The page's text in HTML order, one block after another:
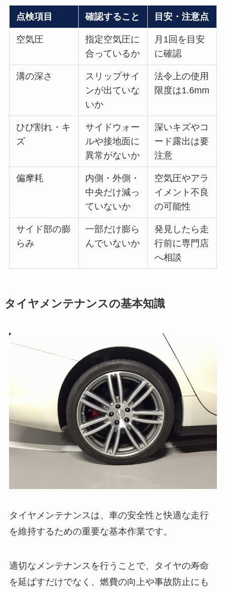
点検項目 確認すること 目安・注意点
空気圧
指定空気圧に
合っているか
月1回を目安
に確認
溝の深さ
スリップサイ
ンが出ていな
いか
法令上の使用
限度は1.6mm
ひび割れ・キ
ズ
サイドウォー
ルや接地面に
異常がないか
深いキズやコ
ード露出は要
注意
偏摩耗
内側・外側・
中央だけ減っ
ていないか
空気圧やアラ
イメント不良
の可能性
サイド部の膨
らみ
一部だけ膨ら
んでいないか
発見したら走
行前に専門店
へ相談
タイヤメンテナンスの基本知識
タイヤメンテナンスは、車の安全性と快適な走行
を維持するための重要な基本作業です。
適切なメンテナンスを行うことで、タイヤの寿命
を延ばすだけでなく、燃費の向上や事故防止にも